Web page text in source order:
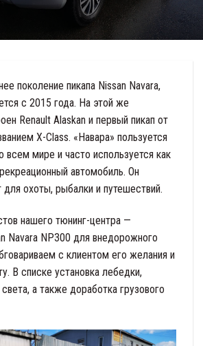
поколение пикапа Nissan Navara,
с 2015 года. На этой же
Renault Alaskan и первый пикап от
X-Class. «Навара» пользуется
всем мире и часто используется как
автомобиль. Он
для охоты, рыбалки и путешествий.
нашего тюнинг-центра —
Navara NP300 для внедорожного
с клиентом его желания и
В списке установка лебедки,
а также доработка грузового